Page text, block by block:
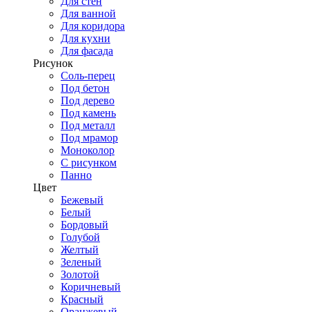
Для ванной
Для коридора
Для кухни
Для фасада
Рисунок
Соль-перец
Под бетон
Под дерево
Под камень
Под металл
Под мрамор
Моноколор
С рисунком
Панно
Цвет
Бежевый
Белый
Бордовый
Голубой
Желтый
Зеленый
Золотой
Коричневый
Красный